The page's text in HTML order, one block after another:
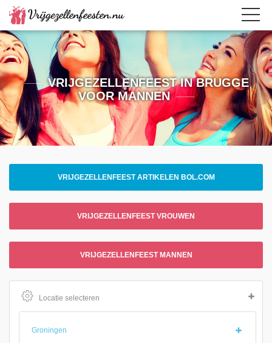
VRIJGEZELLENFEEST IN BRUGGE
VOOR MANNEN
VRIJGEZELLENFEEST ARTIKELEN BOL.COM
VRIJGEZELLENFEEST VROUWEN
VRIJGEZELLENFEEST MANNEN
Locatie selecteren
Groningen